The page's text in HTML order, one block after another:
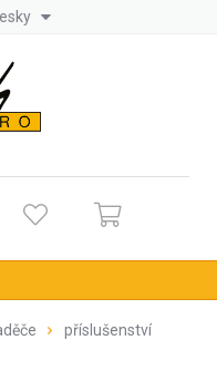
příslušenství